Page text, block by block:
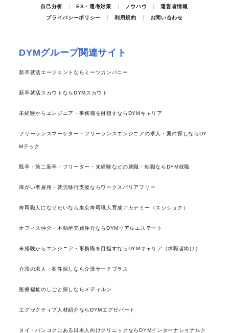
自己分析
ES・選考対策 ノウハウ
運営者情報
プライバシーポリシー
利用規約 お問い合わせ
DYMグループ関連サイト
新卒就活エージェントならミーツカンパニー
新卒就活スカウトならDYMスカウト
未経験からエンジニア・事務職を目指すならDYMキャリア
フリーランスマーケター・フリーランスエンジニアの求人・案件探しならDY
Mテック
既卒・第二新卒・フリーター・未経験などの就職・転職ならDYM就職
障がい者雇用・就労移行支援ならワークスバリアフリー
寿司職人になりたいなら東京寿司職人育成アカデミー（スシショク）
オフィス仲介・不動産売買仲介ならDYMリアルエステート
未経験からエンジニア・事務職を目指すならDYMキャリア（求職者向け）
介護の求人・案件探しなら介護サーチプラス
医療福祉のしごと探しならメディルン
エグゼクティブ人材紹介ならDYMエグゼパート
タイ・バンコクにある日本人向けクリニックならDYMインターナショナルク